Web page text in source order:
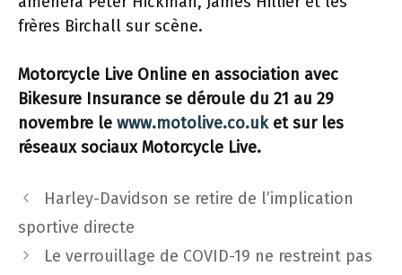
frères Birchall sur scène.
Motorcycle Live Online en association avec
Bikesure Insurance se déroule du 21 au 29
novembre le www.motolive.co.uket sur les
réseaux sociaux Motorcycle Live.
Navigation
des
Harley-Davidson se retire de l’implication
sportive directe
Le verrouillage de COVID-19 ne restreint pas